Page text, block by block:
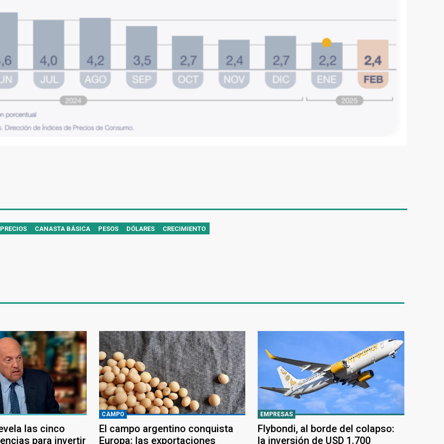
CANASTA BÁSICA PESOS DÓLARES CRECIMIENTO
las cinco
para invertir
CAMPO
El campo argentino conquista
Europa: las exportaciones
EMPRESAS
Flybondi, al borde del colapso:
la inversión de USD 1.700